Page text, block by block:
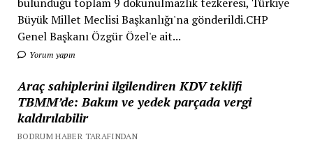
Büyük Millet Meclisi Başkanlığı'na gönderildi.CHP
Genel Başkanı Özgür Özel'e ait...
Yorum yapın
Araç sahiplerini ilgilendiren KDV teklifi
TBMM’de: Bakım ve yedek parçada vergi
kaldırılabilir
BODRUM HABER TARAFINDAN